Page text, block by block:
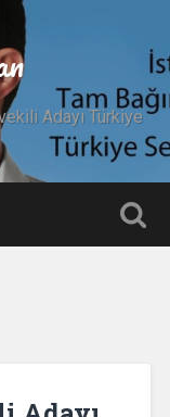
Adayı Türkiye